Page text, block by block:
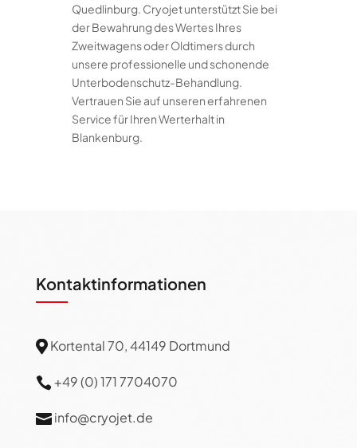
Quedlinburg. Cryojet unterstützt Sie bei
der Bewahrung des Wertes Ihres
Zweitwagens oder Oldtimers durch
unsere professionelle und schonende
Unterbodenschutz-Behandlung.
Vertrauen Sie auf unseren erfahrenen
Service für Ihren Werterhalt in
Blankenburg.
Kontaktinformationen
 Kortental 70, 44149 Dortmund
 +49 (0) 171 7704070
 info@cryojet.de